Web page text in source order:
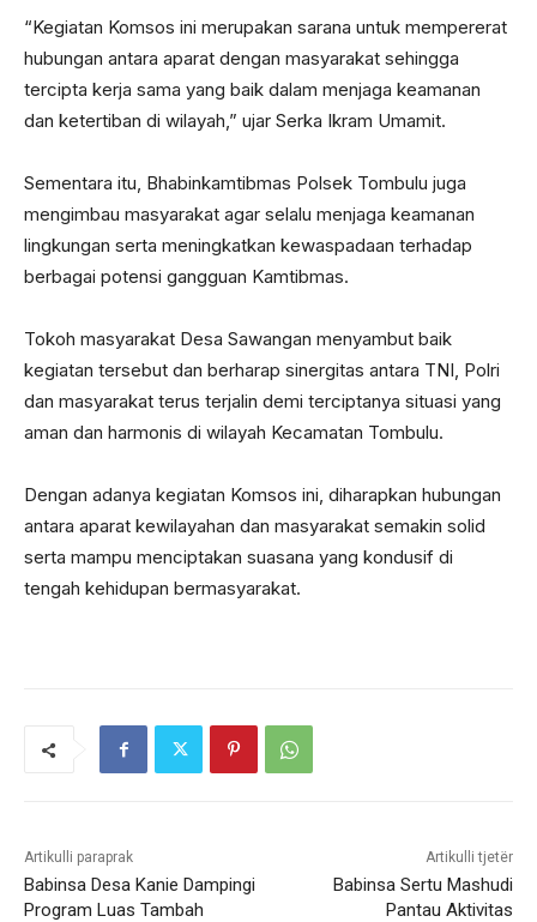
“Kegiatan Komsos ini merupakan sarana untuk mempererat
hubungan antara aparat dengan masyarakat sehingga
tercipta kerja sama yang baik dalam menjaga keamanan
dan ketertiban di wilayah,” ujar Serka Ikram Umamit.
Sementara itu, Bhabinkamtibmas Polsek Tombulu juga
mengimbau masyarakat agar selalu menjaga keamanan
lingkungan serta meningkatkan kewaspadaan terhadap
berbagai potensi gangguan Kamtibmas.
Tokoh masyarakat Desa Sawangan menyambut baik
kegiatan tersebut dan berharap sinergitas antara TNI, Polri
dan masyarakat terus terjalin demi terciptanya situasi yang
aman dan harmonis di wilayah Kecamatan Tombulu.
Dengan adanya kegiatan Komsos ini, diharapkan hubungan
antara aparat kewilayahan dan masyarakat semakin solid
serta mampu menciptakan suasana yang kondusif di
tengah kehidupan bermasyarakat.
Artikulli paraprak
Babinsa Desa Kanie Dampingi
Program Luas Tambah
Artikulli tjetër
Babinsa Sertu Mashudi
Pantau Aktivitas